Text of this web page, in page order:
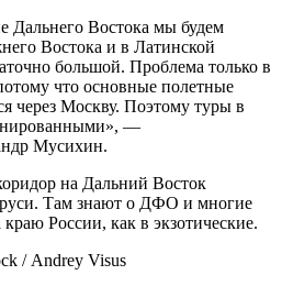
Дальнего Востока мы будем
Востока и в Латинской
большой. Проблема только в
что основные полетные
через Москву. Поэтому туры в
—
Мусихин.
на Дальний Восток
Там знают о ДФО и многие
России, как в экзотические.
/ Andrey Visus